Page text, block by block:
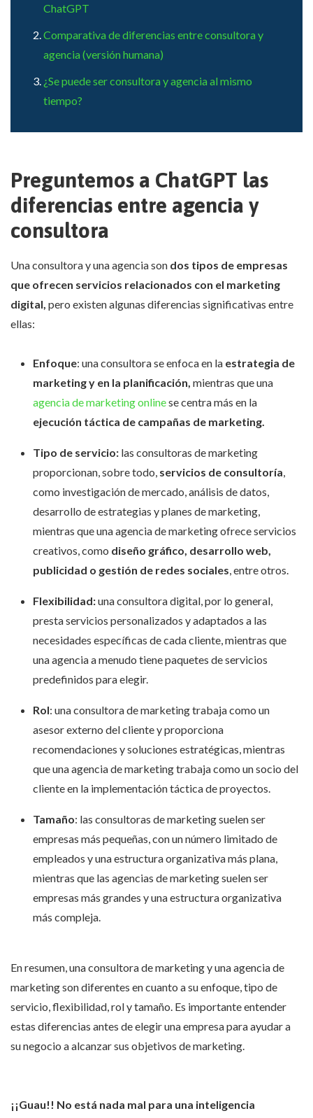
ChatGPT
Comparativa de diferencias entre consultora y
agencia (versión humana)
¿Se puede ser consultora y agencia al mismo
tiempo?
Preguntemos a ChatGPT las
diferencias entre agencia y
consultora
Una consultora y una agencia son dos tipos de empresas
que ofrecen servicios relacionados con el marketing
digital, pero existen algunas diferencias significativas entre
ellas:
Enfoque: una consultora se enfoca en la estrategia de
marketing y en la planificación, mientras que una
agencia de marketing onlinese centra más en la
ejecución táctica de campañas de marketing.
Tipo de servicio: las consultoras de marketing
proporcionan, sobre todo, servicios de consultoría
como investigación de mercado, análisis de datos,
desarrollo de estrategias y planes de marketing,
mientras que una agencia de marketing ofrece servicios
creativos, como diseño gráfico, desarrollo web,
publicidad o gestión de redes sociales , entre otros.
Flexibilidad:una consultora digital, por lo general,
presta servicios personalizados y adaptados a las
necesidades específicas de cada cliente, mientras que
una agencia a menudo tiene paquetes de servicios
predefinidos para elegir.
Rol: una consultora de marketing trabaja como un
asesor externo del cliente y proporciona
recomendaciones y soluciones estratégicas, mientras
que una agencia de marketing trabaja como un socio del
cliente en la implementación táctica de proyectos.
Tamaño: las consultoras de marketing suelen ser
empresas más pequeñas, con un número limitado de
empleados y una estructura organizativa más plana,
mientras que las agencias de marketing suelen ser
empresas más grandes y una estructura organizativa
más compleja.
En resumen, una consultora de marketing y una agencia de
marketing son diferentes en cuanto a su enfoque, tipo de
servicio, flexibilidad, rol y tamaño. Es importante entender
estas diferencias antes de elegir una empresa para ayudar a
su negocio a alcanzar sus objetivos de marketing.
¡¡Guau!! No está nada mal para una inteligencia